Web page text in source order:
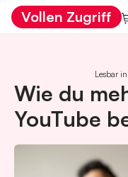
Vollen Zugriff
Lesbar
Wie du
YouTube